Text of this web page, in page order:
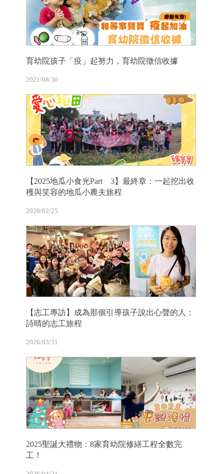
育幼院孩子「疫」起努力，育幼院徵信收據
2021/08/30
【2025地瓜小食光Part 3】最終章：一起挖出收
穫與笑容的地瓜小農夫旅程
2026/02/25
【志工專訪】成為那個引導孩子說出心聲的人：
詩晴的志工旅程
2026/03/31
2025聖誕大禮物：8家育幼院修繕工程全數完
工！